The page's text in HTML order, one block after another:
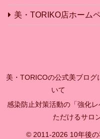
美・TORIKO店ホーム
美・TORICOの公式美ブログ
いて
感染防止対策活動の「強化
ただけるサロ
© 2011-2026 10年後の